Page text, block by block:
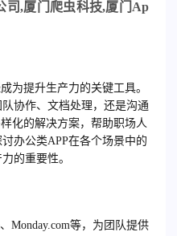
司,厦门爬虫科技,厦门 Ap
为提升生产力的关键工具。
协作、文档处理，还是沟通
化的解决方案，帮助职场人
办公类APP在各个场景中的
的重要性。
Monday.com等，为团队提供